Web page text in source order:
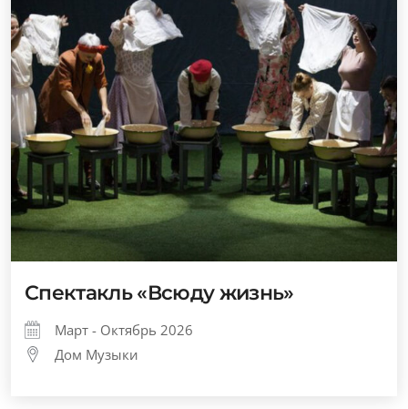
Спектакль «Всюду жизнь»
Март - Октябрь 2026
Дом Музыки